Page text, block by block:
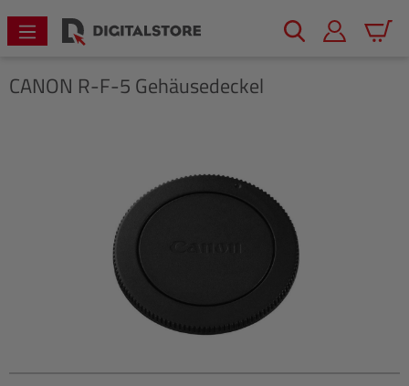
springen
CANON R-F-5 Gehäusedeckel